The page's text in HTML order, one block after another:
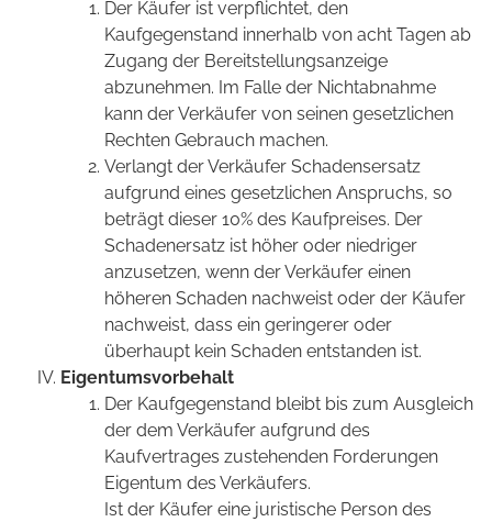
Der Käufer ist verpflichtet, den
Kaufgegenstand innerhalb von acht Tagen ab
Zugang der Bereitstellungsanzeige
abzunehmen. Im Falle der Nichtabnahme
kann der Verkäufer von seinen gesetzlichen
Rechten Gebrauch machen.
Verlangt der Verkäufer Schadensersatz
aufgrund eines gesetzlichen Anspruchs, so
beträgt dieser 10% des Kaufpreises. Der
Schadenersatz ist höher oder niedriger
anzusetzen, wenn der Verkäufer einen
höheren Schaden nachweist oder der Käufer
nachweist, dass ein geringerer oder
überhaupt kein Schaden entstanden ist.
Eigentumsvorbehalt
Der Kaufgegenstand bleibt bis zum Ausgleich
der dem Verkäufer aufgrund des
Kaufvertrages zustehenden Forderungen
Eigentum des Verkäufers.
Ist der Käufer eine juristische Person des